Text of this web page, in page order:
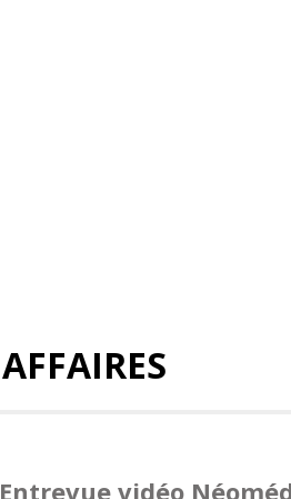
AFFAIRES
Entrevue vidéo